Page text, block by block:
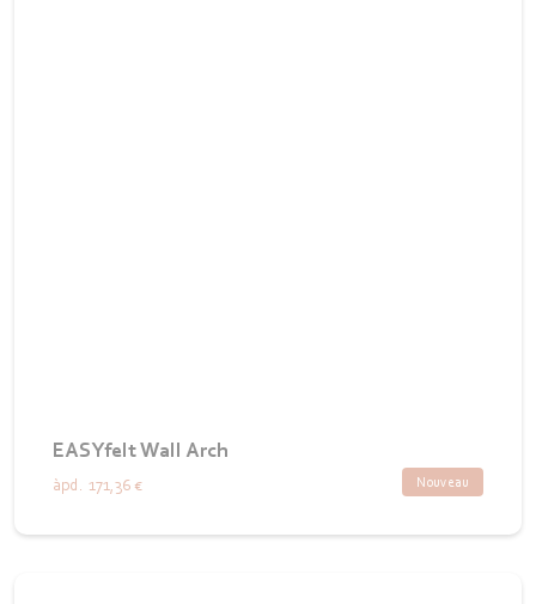
EASYfelt Wall Arch
Nouveau
àpd. 171,36 €